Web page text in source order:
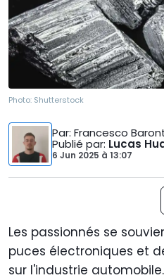
Photo: Shutterstock
Par: Francesco
Publié par: Lucas
6 Jun 2025 à 13:07
Les passionnés se
puces électroniques et
sur l'industrie